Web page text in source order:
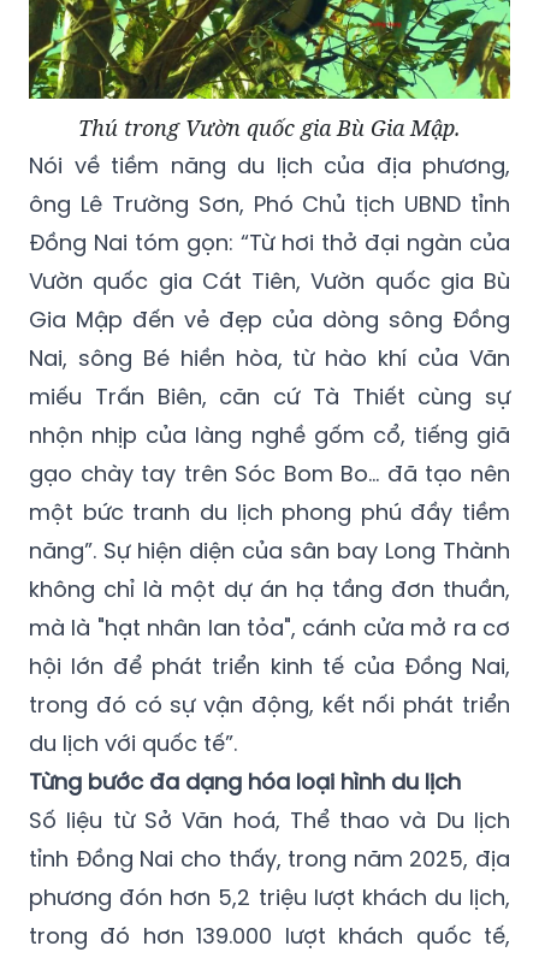
Thú trong Vườn quốc gia Bù Gia Mập.
Nói về tiềm năng du lịch của địa phương,
ông Lê Trường Sơn, Phó Chủ tịch UBND tỉnh
Đồng Nai tóm gọn: “Từ hơi thở đại ngàn của
Vườn quốc gia Cát Tiên, Vườn quốc gia Bù
Gia Mập đến vẻ đẹp của dòng sông Đồng
Nai, sông Bé hiền hòa, từ hào khí của Văn
miếu Trấn Biên, căn cứ Tà Thiết cùng sự
nhộn nhịp của làng nghề gốm cổ, tiếng giã
gạo chày tay trên Sóc Bom Bo... đã tạo nên
một bức tranh du lịch phong phú đầy tiềm
năng”. Sự hiện diện của sân bay Long Thành
không chỉ là một dự án hạ tầng đơn thuần,
mà là "hạt nhân lan tỏa", cánh cửa mở ra cơ
hội lớn để phát triển kinh tế của Đồng Nai,
trong đó có sự vận động, kết nối phát triển
du lịch với quốc tế”.
Từng bước đa dạng hóa loại hình du lịch
Số liệu từ Sở Văn hoá, Thể thao và Du lịch
tỉnh Đồng Nai cho thấy, trong năm 2025, địa
phương đón hơn 5,2 triệu lượt khách du lịch,
trong đó hơn 139.000 lượt khách quốc tế,